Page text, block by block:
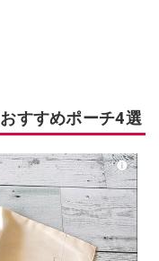
すすめポーチ4選